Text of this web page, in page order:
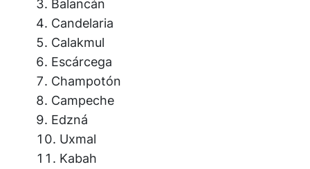
Balancán
Candelaria
Calakmul
Escárcega
Champotón
Campeche
Edzná
Uxmal
Kabah